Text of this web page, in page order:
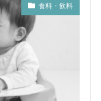
食料・飲料